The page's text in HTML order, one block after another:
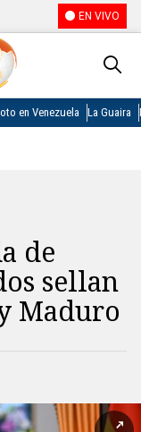
EN VIVO
en Venezuela La Guaira
de
sellan
Maduro